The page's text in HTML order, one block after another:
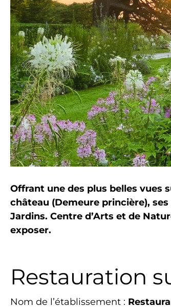
Offrant une des plus belles vues
château (Demeure princière),
Jardins. Centre d’Arts et de
exposer.
Restauration
Nom de l’établissement :